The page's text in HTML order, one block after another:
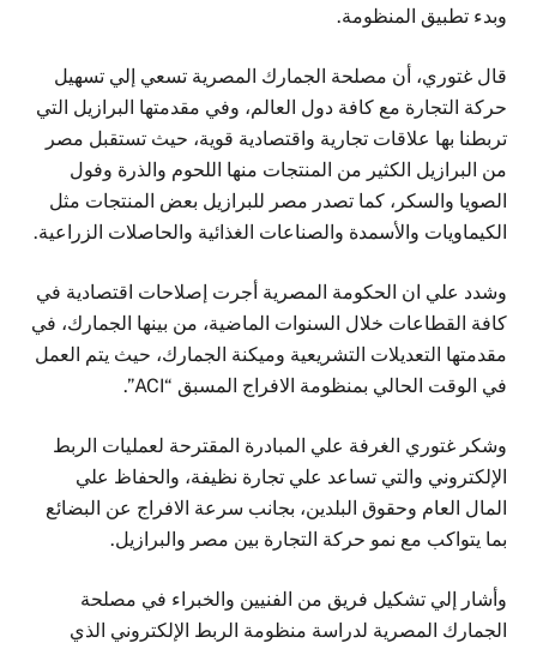
وبدء تطبيق المنظومة.
قال غتوري، أن مصلحة الجمارك المصرية تسعي إلي تسهيل
حركة التجارة مع كافة دول العالم، وفي مقدمتها البرازيل التي
تربطنا بها علاقات تجارية واقتصادية قوية، حيث تستقبل مصر
من البرازيل الكثير من المنتجات منها اللحوم والذرة وفول
الصويا والسكر، كما تصدر مصر للبرازيل بعض المنتجات مثل
الكيماويات والأسمدة والصناعات الغذائية والحاصلات الزراعية.
وشدد علي ان الحكومة المصرية أجرت إصلاحات اقتصادية في
كافة القطاعات خلال السنوات الماضية، من بينها الجمارك، في
مقدمتها التعديلات التشريعية وميكنة الجمارك، حيث يتم العمل
في الوقت الحالي بمنظومة الافراج المسبق “ACI”.
وشكر غتوري الغرفة علي المبادرة المقترحة لعمليات الربط
الإلكتروني والتي تساعد علي تجارة نظيفة، والحفاظ علي
المال العام وحقوق البلدين، بجانب سرعة الافراج عن البضائع
بما يتواكب مع نمو حركة التجارة بين مصر والبرازيل.
وأشار إلي تشكيل فريق من الفنيين والخبراء في مصلحة
الجمارك المصرية لدراسة منظومة الربط الإلكتروني الذي